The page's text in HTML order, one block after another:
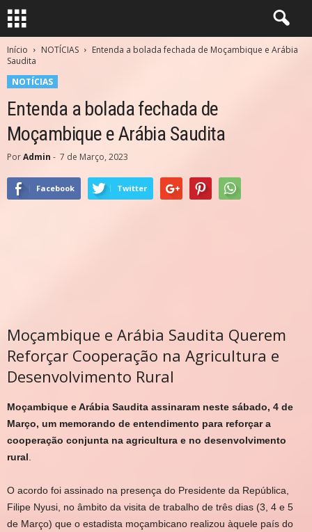
Início NOTÍCIAS
Entenda a bolada fechada de Moçambique e Arábia
Saudita
NOTÍCIAS
Entenda a bolada fechada de
Moçambique e Arábia Saudita
PorAdmin - 7 de Março, 2023
Facebook Twitter
Moçambique e Arábia Saudita Querem
Reforçar Cooperação na Agricultura e
Desenvolvimento Rural
Moçambique e Arábia Saudita assinaram neste sábado, 4 de
Março, um memorando de entendimento para reforçar a
cooperação conjunta na agricultura e no desenvolvimento
rural
O acordo foi assinado na presença do Presidente da República,
Filipe Nyusi, no âmbito da visita de trabalho de três dias (3, 4 e 5
de Março) que o estadista moçambicano realizou àquele país do